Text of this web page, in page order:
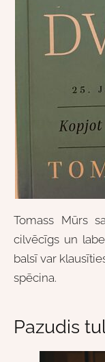
Tomass Mūrs
cilvēcīgs un
balsī var
spēcina.
Pazudis